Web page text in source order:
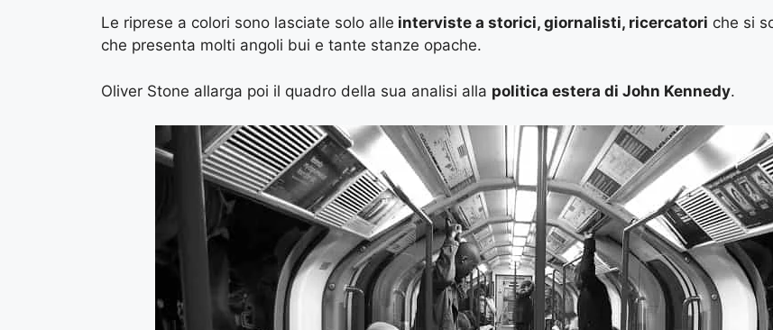
Le riprese a colori sono lasciate solo alle interviste a storici, giornalisti, ricercatori che si
che presenta molti angoli bui e tante stanze opache.
Oliver Stone allarga poi il quadro della sua analisi alla politica estera di John Kennedy.